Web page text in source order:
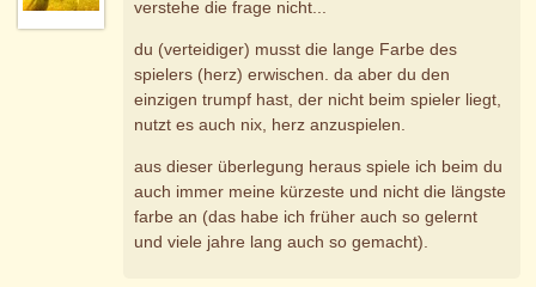
verstehe die frage nicht...
du (verteidiger) musst die lange Farbe des
spielers (herz) erwischen. da aber du den
einzigen trumpf hast, der nicht beim spieler liegt,
nutzt es auch nix, herz anzuspielen.
aus dieser überlegung heraus spiele ich beim du
auch immer meine kürzeste und nicht die längste
farbe an (das habe ich früher auch so gelernt
und viele jahre lang auch so gemacht).